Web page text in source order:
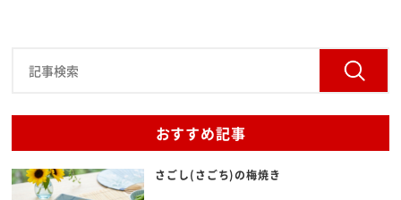
おすすめ記事
さごし(さごち)の梅焼き